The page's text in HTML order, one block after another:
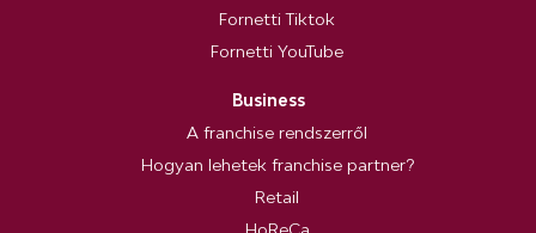
Fornetti Tiktok
Fornetti YouTube
Business
A franchise rendszerről
Hogyan lehetek franchise partner?
Retail